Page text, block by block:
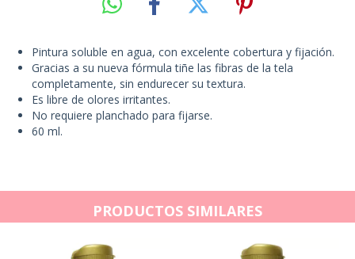
Pintura soluble en agua, con excelente cobertura y fijación.
Gracias a su nueva fórmula tiñe las fibras de la tela
completamente, sin endurecer su textura.
Es libre de olores irritantes.
No requiere planchado para fijarse.
60 ml.
PRODUCTOS SIMILARES